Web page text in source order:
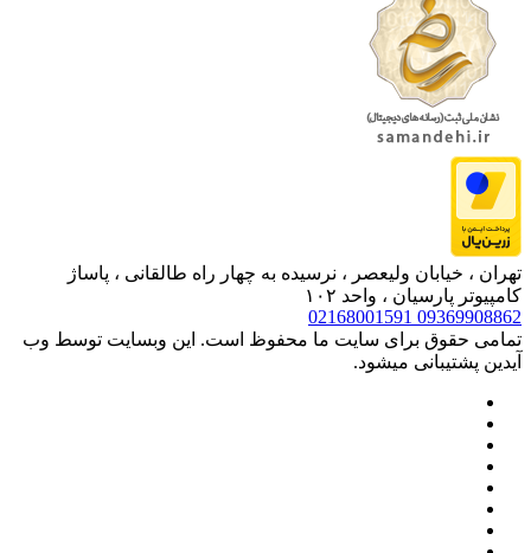
تهران ، خیابان ولیعصر ، نرسیده به چهار راه طالقانی ، پاساژ
کامپیوتر پارسیان ، واحد ۱۰۲
09369908862
02168001591
تمامی حقوق برای سایت ما محفوظ است. این وبسایت توسط وب
آیدین پشتیبانی میشود.